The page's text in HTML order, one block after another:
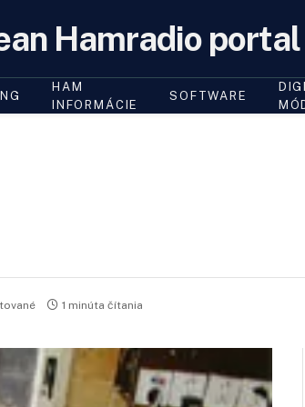
Hamradio portal
HAM
INFORMÁCIE
SOFTWARE
1 minúta čítania